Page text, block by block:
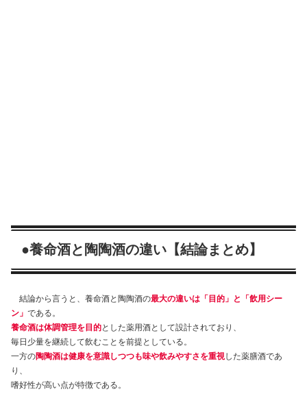
●養命酒と陶陶酒の違い【結論まとめ】
結論から言うと、養命酒と陶陶酒の最大の違いは「目的」と「飲用シー
ン」 である。
養命酒は体調管理を目的とした薬用酒として設計されており、
毎日少量を継続して飲むことを前提としている。
一方の陶陶酒は健康を意識しつつも味や飲みやすさを重視した薬膳酒であ
り、
嗜好性が高い点が特徴である。